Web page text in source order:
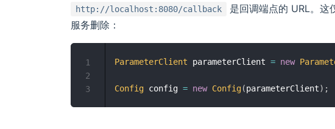
http://localhost:8080/callback
是回调端点的 URL。这
服务删除：
ParameterClient parameterClient = new
Config config = new Config(parameterClient) ;
1
2
3